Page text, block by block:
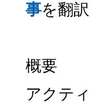
事を翻
概要
アクテ